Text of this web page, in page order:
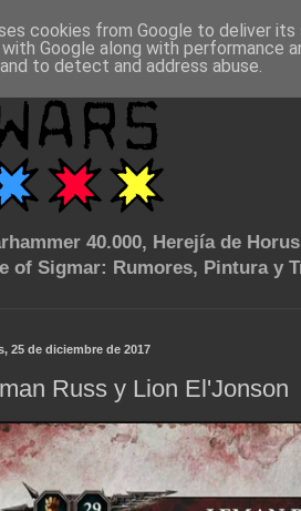
40.000, Herejía de
of Sigmar: Rumores, Pintura y
25 de diciembre de 2017
Russ y Lion El'Jonson
cookies from Google to deliver
with Google along with performance
to detect and address abuse.